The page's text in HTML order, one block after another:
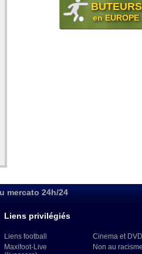
BUTEURS
en EUROPE
mercato 24h/24
Liens privilégiés
Liens football
Maxifoot-Live
Cinema et DVD
Non au racisme